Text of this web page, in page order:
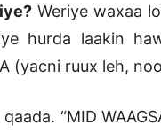
Weriye waxaa
hurda laakin
(yacni ruux leh,
“MID